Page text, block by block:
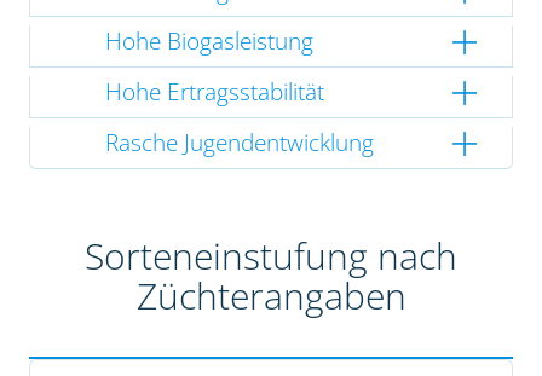
Hohe Biogasleistung
Hohe Ertragsstabilität
Rasche Jugendentwicklung
Sorteneinstufung nach
Züchterangaben